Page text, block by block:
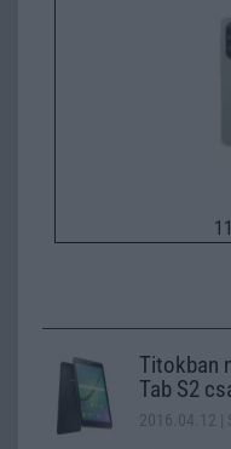
Titokban
Tab S2
2016.04.12